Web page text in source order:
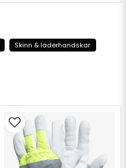
Skinn & läderhandskar